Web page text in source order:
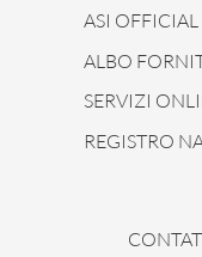
ASI OFFICIAL
ALBO
SERVIZI
REGISTRO